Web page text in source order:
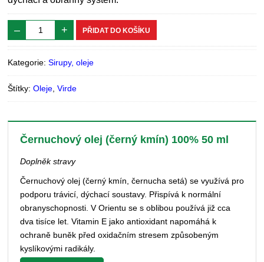
– + PŘIDAT DO KOŠÍKU
Kategorie: Sirupy, oleje
Štítky: Oleje Virde
Černuchový olej (černý kmín) 100% 50 ml
Doplněk stravy
Černuchový olej (černý kmín, černucha setá) se využívá pro
podporu trávicí, dýchací soustavy. Přispívá k normální
obranyschopnosti. V Orientu se s oblibou používá již cca
dva tisíce let. Vitamin E jako antioxidant napomáhá k
ochraně buněk před oxidačním stresem způsobeným
kyslíkovými radikály.